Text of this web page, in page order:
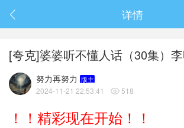
 详情
[夸克]婆婆听不懂人话（30集）
努力再努力 版主
2024-11-21 22:53:41  518
！！精彩现在开始！！